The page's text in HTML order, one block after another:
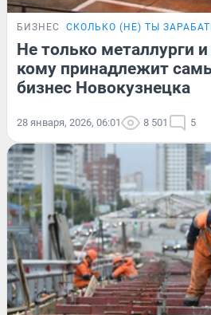
БИЗНЕС СКОЛЬКО (НЕ) ТЫ
Не только металлурги
кому принадлежит
бизнес Новокузнецка
28 января, 2026, 06:01 8 501 5